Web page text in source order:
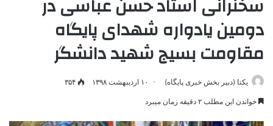
سخنرانی استاد حسن عباسی در
دومین یادواره شهدای پایگاه
مقاومت بسیج شهید دانشگر
یکتا (دبیر بخش خبری پایگاه) ۱۰ اردیبهشت ۱۳۹۸ ۳۵۴
خواندن این مطلب ۲ دقیقه زمان میبرد